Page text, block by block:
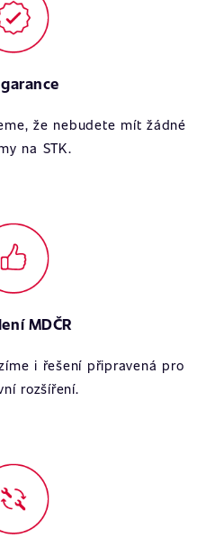
že nebudete mít žádné
na STK.
MDČR
i řešení připravená pro
rozšíření.